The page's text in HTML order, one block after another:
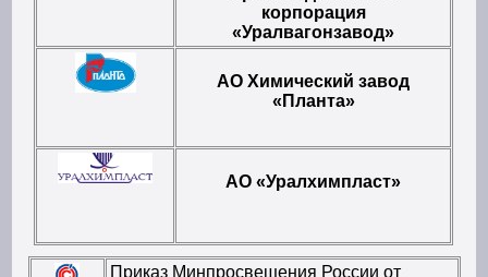
корпорация
«Уралвагонзавод»
АО Химический завод
«Планта»
АО «Уралхимпласт»
Приказ Минпросвещения России от